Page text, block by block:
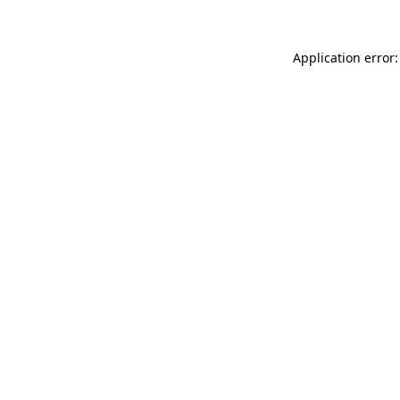
Application